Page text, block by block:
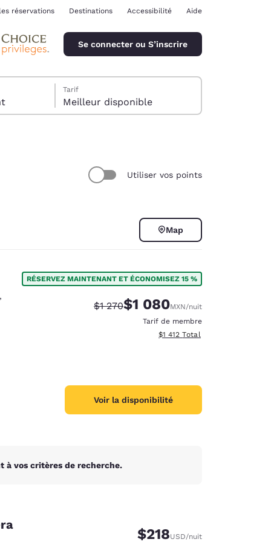
réservations Destinations Accessibilité Aide
Se connecter ou S’inscrire
Tarif
Meilleur disponible
Utiliser vos points
Map
,
RÉSERVEZ MAINTENANT ET ÉCONOMISEZ 15 %
Tarif barré :
$1 270Tarif réduit :
$1 080MXN/nuit
Tarif de membre
Afficher les détails totaux
$1 412 Total
Voir la disponibilité
à vos critères de recherche.
$218USD/nuit